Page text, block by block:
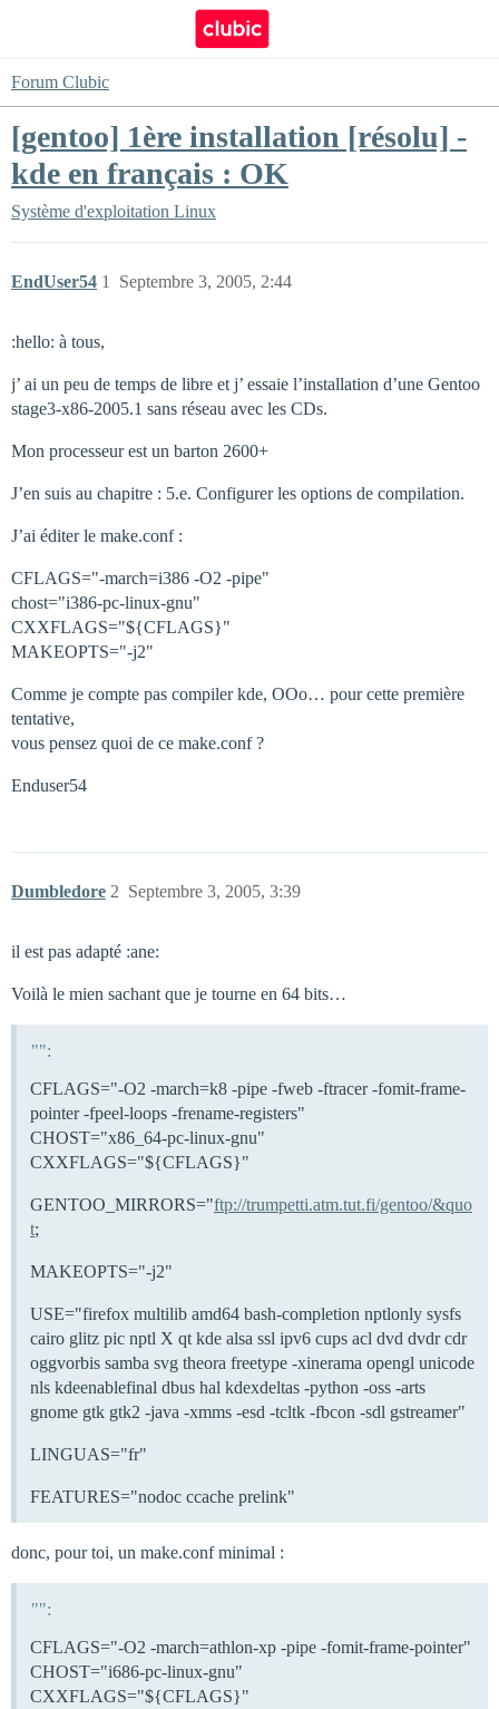
Forum Clubic
[gentoo] 1ère installation [résolu] -
kde en français : OK
Système d'exploitation Linux
EndUser54 Septembre 3, 2005, 2:44
1
:hello: à tous,
j’ ai un peu de temps de libre et j’ essaie l’installation d’une Gentoo
stage3-x86-2005.1 sans réseau avec les CDs.
Mon processeur est un barton 2600+
J’en suis au chapitre : 5.e. Configurer les options de compilation.
J’ai éditer le make.conf :
CFLAGS="-march=i386 -O2 -pipe"
chost="i386-pc-linux-gnu"
CXXFLAGS="${CFLAGS}"
MAKEOPTS="-j2"
Comme je compte pas compiler kde, OOo… pour cette première
tentative,
vous pensez quoi de ce make.conf ?
Enduser54
Dumbledore Septembre 3, 2005, 3:39
2
il est pas adapté :ane:
Voilà le mien sachant que je tourne en 64 bits…
"":
CFLAGS="-O2 -march=k8 -pipe -fweb -ftracer -fomit-frame-
pointer -fpeel-loops -frename-registers"
CHOST="x86_64-pc-linux-gnu"
CXXFLAGS="${CFLAGS}"
GENTOO_MIRRORS="ftp://trumpetti.atm.tut.fi/gentoo/&quo
t;
MAKEOPTS="-j2"
USE="firefox multilib amd64 bash-completion nptlonly sysfs
cairo glitz pic nptl X qt kde alsa ssl ipv6 cups acl dvd dvdr cdr
oggvorbis samba svg theora freetype -xinerama opengl unicode
nls kdeenablefinal dbus hal kdexdeltas -python -oss -arts
gnome gtk gtk2 -java -xmms -esd -tcltk -fbcon -sdl gstreamer"
LINGUAS="fr"
FEATURES="nodoc ccache prelink"
donc, pour toi, un make.conf minimal :
"":
CFLAGS="-O2 -march=athlon-xp -pipe -fomit-frame-pointer"
CHOST="i686-pc-linux-gnu"
CXXFLAGS="${CFLAGS}"